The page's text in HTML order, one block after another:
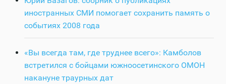
иностранных СМИ помогает сохранить память о
событиях 2008 года
«Вы всегда там, где труднее всего»: Камболов
встретился с бойцами южноосетинского ОМОН
накануне траурных дат